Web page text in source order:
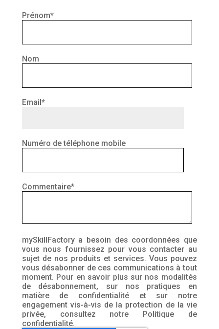
Prénom*
Nom
Email *
Numéro de téléphone mobile
Commentaire*
mySkillFactory a besoin des coordonnées que
vous nous fournissez pour vous contacter au
sujet de nos produits et services. Vous pouvez
vous désabonner de ces communications à tout
moment. Pour en savoir plus sur nos modalités
de désabonnement, sur nos pratiques en
matière de confidentialité et sur notre
engagement vis-à-vis de la protection de la vie
privée, consultez notre Politique de
confidentialité.